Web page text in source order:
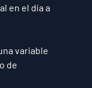
en el día a
variable
de